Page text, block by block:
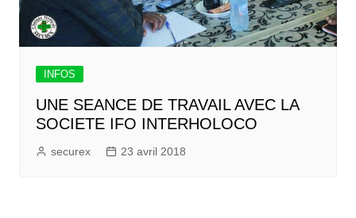
INFOS
UNE SEANCE DE TRAVAIL AVEC LA
SOCIETE IFO INTERHOLOCO
securex 23 avril 2018